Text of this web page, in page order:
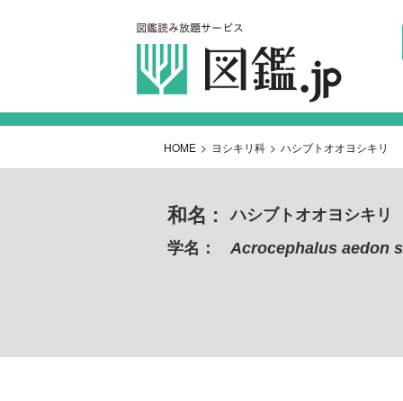
HOME > ヨシキリ科 > ハシブトオオヨシキリ
和名 :
ハシブトオオヨシキリ
学名：
Acrocephalus aedon